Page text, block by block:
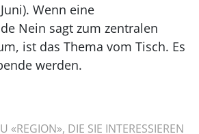
Wenn eine
Nein sagt zum zentralen
ist das Thema vom Tisch. Es
werden.
«REGION», DIE SIE INTERESSIEREN